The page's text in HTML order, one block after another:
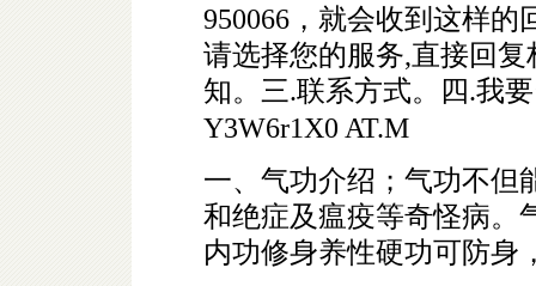
950066，就会收到这样
请选择您的服务,直接回
知。三.联系方式。四.我
Y3W6r1X0
一、气功介绍；气功不但
和绝症及瘟疫等奇怪病。
内功修身养性硬功可防身